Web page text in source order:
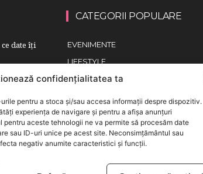
confidențialitatea ta
pentru a stoca și/sau accesa informații despre dispozitiv.
experiența de navigare și pentru a afișa anunțuri
pentru aceste tehnologii ne va permite să procesăm date
sau ID-uri unice pe acest site. Neconsimțământul sau
negativ anumite caracteristici și funcții.
date îți
consult
CATEGORII POPULARE
EVENIMENTE
LIFESTYLE
COPII
COMUNICAT
BEBELUSI
SANATATE COPII
DEZVOLTAREA COPILULUI